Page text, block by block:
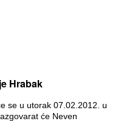
Hrabak
se u utorak 07.02.2012. u
će Neven